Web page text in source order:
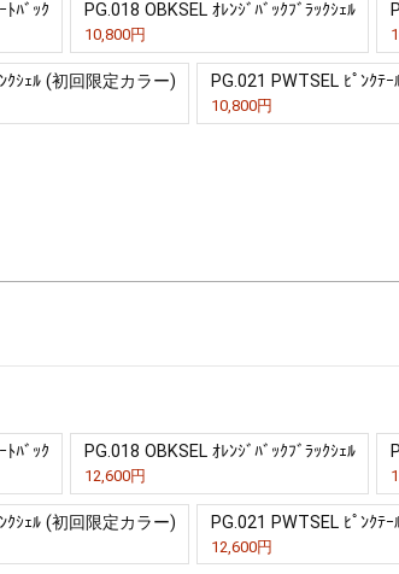
ﾄﾊﾞｯｸ PG.018 OBKSEL ｵﾚﾝｼﾞﾊﾞｯｸﾌﾞﾗｯｸｼｪﾙ
10,800円
ｸｼｪﾙ (初回限定カラー) PG.021 PWTSEL ﾋﾟﾝｸﾃ
10,800円
ﾄﾊﾞｯｸ PG.018 OBKSEL ｵﾚﾝｼﾞﾊﾞｯｸﾌﾞﾗｯｸｼｪﾙ
12,600円
ｸｼｪﾙ (初回限定カラー) PG.021 PWTSEL ﾋﾟﾝｸﾃ
12,600円